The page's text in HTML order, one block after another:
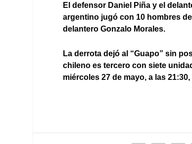
El defensor Daniel Piña y el
argentino jugó con 10 hombres
delantero Gonzalo Morales.
La derrota dejó al “Guapo” sin
chileno es tercero con siete
miércoles 27 de mayo, a las